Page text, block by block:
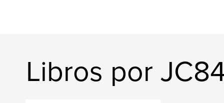
Libros por